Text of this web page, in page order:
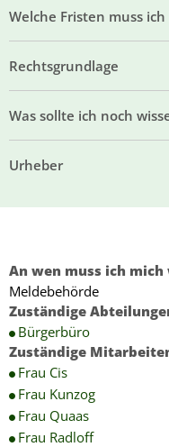
Welche Fristen muss
Rechtsgrundlage
Was sollte ich noch
Urheber
An wen muss ich mich
Meldebehörde
Zuständige
Bürgerbüro
Zuständige
Frau Cis
Frau Kunzog
Frau Quaas
Frau Radloff